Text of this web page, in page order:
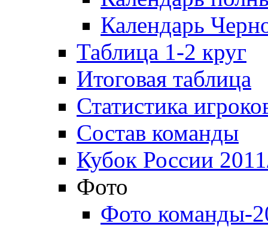
Календарь
Таблица 1-2 круг
Итоговая таблица
Статистика
Состав команды
Кубок России
Фото
Фото команды-